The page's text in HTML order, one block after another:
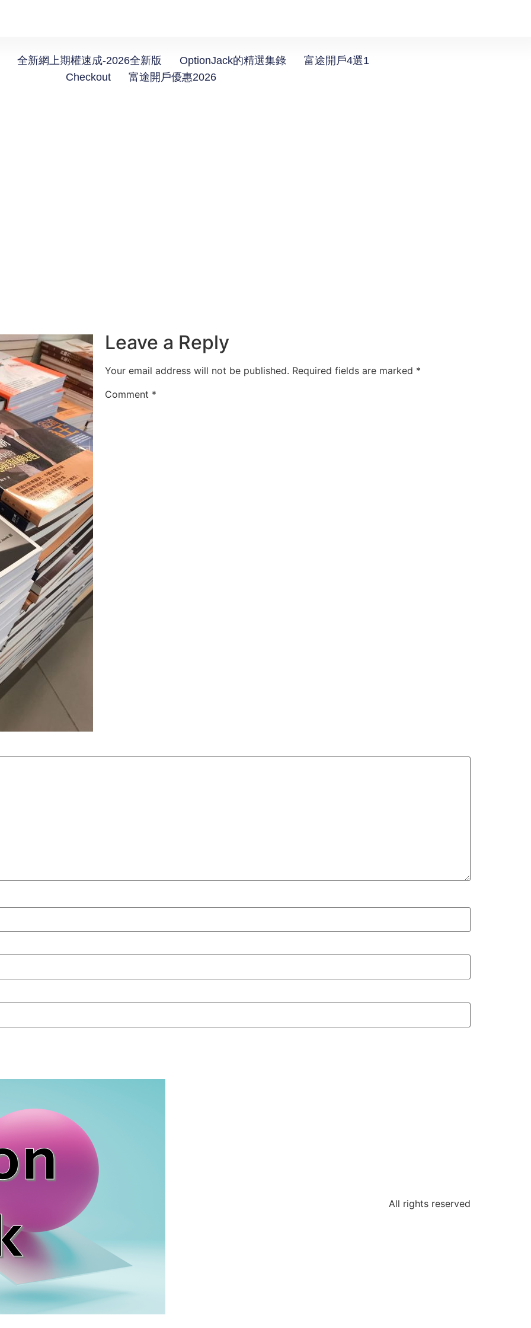
全新網上期權速成-2026全新版 OptionJack的精選集錄
富途開戶4選1
Checkout
富途開戶優惠2026
Leave a Reply
Your email address will not be published. Required fields are marked *
Comment *
All rights reserved